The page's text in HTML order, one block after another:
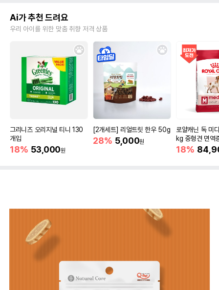
Ai가 추천 드려요
우리 아이를 위한 맞춤 취향 저격 상품
그리니즈 오리지널 티니 130
개입
18% 53,000원
[2개세트] 리얼트릿 한우 50g
28% 5,000원
로얄캐닌 독 미
kg 중형견 면역
18%